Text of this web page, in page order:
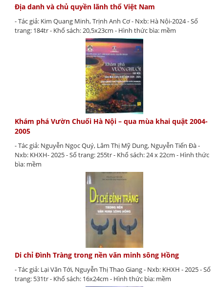
Địa danh và chủ quyền lãnh thổ Việt Nam
- Tác giả: Kim Quang Minh, Trịnh Anh Cơ - Nxb: Hà Nội-2024 - Số
trang: 184tr - Khổ sách: 20,5x23cm - Hình thức bìa: mềm
Khám phá Vườn Chuối Hà Nội – qua mùa khai quật 2004-
2005
- Tác giả: Nguyễn Ngọc Quý, Lâm Thị Mỹ Dung, Nguyễn Tiến Đà -
Nxb: KHXH- 2025 - Số trang: 255tr - Khổ sách: 24 x 22cm - Hình thức
bìa: mềm
Di chỉ Đình Tràng trong nền văn minh sông Hồng
- Tác giả: Lại Văn Tới, Nguyễn Thị Thao Giang - Nxb: KHXH - 2025 - Số
trang: 531tr - Khổ sách: 16x24cm - Hình thức bìa: mềm